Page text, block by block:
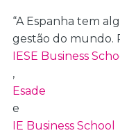
“A Espanha tem
gestão do mundo.
IESE Business
,
Esade
e
IE Business School